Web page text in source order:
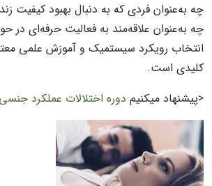
چه به‌عنوان فردی که به دنبال بهبود
چه به‌عنوان علاقه‌مند به فعالیت حرفه‌ای در
انتخاب رویکرد سیستمیک و آموزش علمی
کلیدی است.
<پیشنهاد میکنیم دوره اختلالات عملکرد جنسی